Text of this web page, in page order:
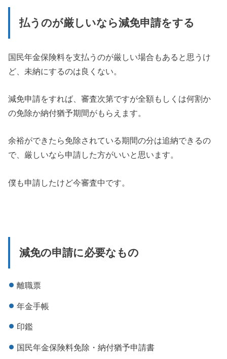
払うのが厳しいなら減免申請をする
国民年金保険料を支払うのが厳しい場合もあると思うけ
ど、未納にするのは良くない。
減免申請をすれば、審査次第ですが全額もしくは何割か
の免除か納付猶予期間がもらえます。
余裕ができたら免除されている期間の分は追納できるの
で、厳しいなら申請した方がいいと思います。
僕も申請したけど今審査中です。
減免の申請に必要なもの
離職票
年金手帳
印鑑
国民年金保険料免除・納付猶予申請書